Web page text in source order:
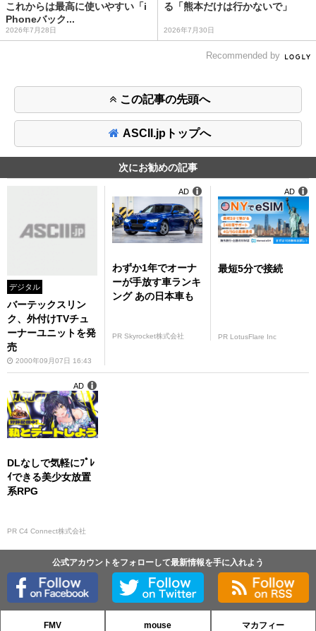
これからは最高に使いやすい「i
Phoneバック...
2026年7月28日
る「熊本だけは行かないで」
2026年7月30日
Recommended by
この記事の先頭へ
ASCII.jpトップへ
次にお勧めの記事
デジタル
バーテックスリン
ク、外付けTVチュ
ーナーユニットを発
売
2000年09月07日 16:43
わずか1年でオーナ
ーが手放す車ランキ
ング あの日本車も
PR Skyrocket株式会社
AD
最短5分で接続
PR LotusFlare Inc
AD
DLなしで気軽にﾌﾟﾚ
ｲできる美少女放置
系RPG
PR C4 Connect株式会社
AD
公式アカウントをフォローして最新情報を手に入れよう
FMV mouse マカフィー